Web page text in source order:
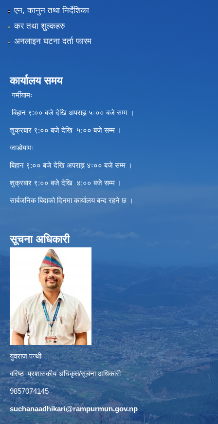
एन, कानुन तथा निर्देशिका
कर तथा शुल्कहरु
अनलाइन घटना दर्ता फारम
कार्यालय समय
गर्मीयामः
बिहान ९:०० बजे देखि अपराह्न ५ः०० बजे सम्म ।
शुक्रबार ९:०० बजे देखि ५:०० बजे सम्म ।
जाडोयामः
बिहान ९:०० बजे देखि अपराह्न ४ः०० बजे सम्म ।
शुक्रबार ९:०० बजे देखि ४:०० बजे सम्म ।
सार्बजनिक बिदाको दिनमा कार्यालय बन्द रहने छ ।
सूचना अधिकारी
युवराज पन्थी
वरिष्ठ प्रशासकीय अधिकृत/सूचना अधिकारी
9857074145
suchanaadhikari@rampurmun.gov.np